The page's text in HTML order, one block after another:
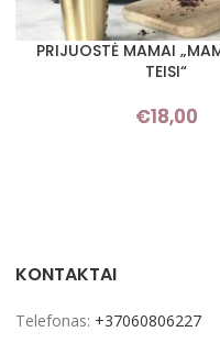
PASIRINKTI SAVYBES
PRIJUOSTĖ MAMAI
TEISI“
€18,00
KONTAKTAI
Telefonas: +37060806227